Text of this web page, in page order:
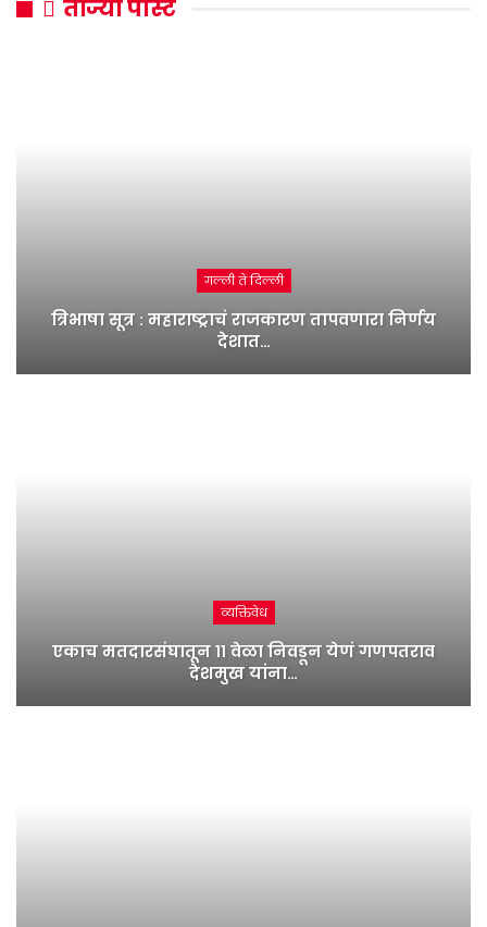
ताज्या पोस्ट
गल्ली ते दिल्ली
त्रिभाषा सूत्र : महाराष्ट्राचं राजकारण तापवणारा निर्णय
देशात…
व्यक्तिवेध
एकाच मतदारसंघातून ११ वेळा निवडून येणं गणपतराव
देशमुख यांना…